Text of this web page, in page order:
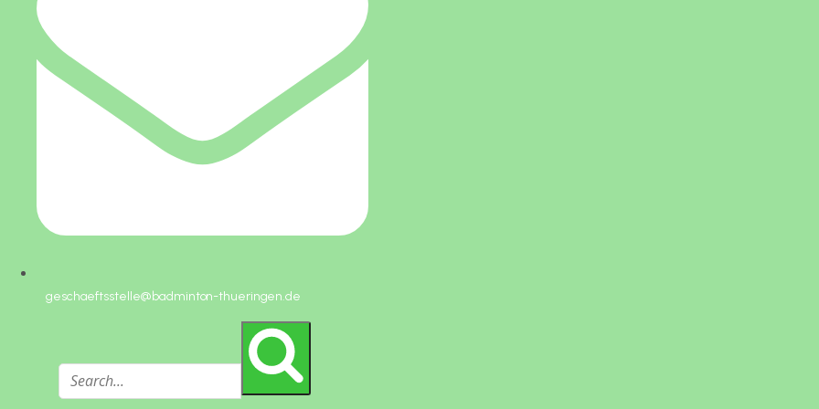
geschaeftsstelle@badminton-thueringen.de